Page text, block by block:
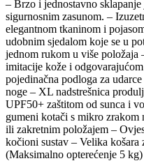
– Brzo i jednostavno
sigurnosnim zasunom. –
elegantnom tkaninom i
udobnim sjedalom koje se u
jednom rukom u više položaja
imitacije kože i
pojedinačna podloga za
noge – XL nadstrešnica
UPF50+ zaštitom od sunca i
gumeni kotači s mikro
ili zakretnim položajem –
kočioni sustav – Velika košara
(Maksimalno opterećenje 5